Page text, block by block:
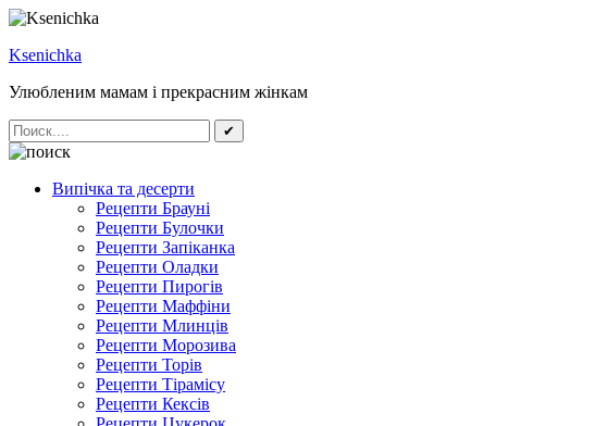
Ksenichka
Улюбленим мамам і прекрасним жінкам
✔
Випічка та десерти
Рецепти Брауні
Рецепти Булочки
Рецепти Запіканка
Рецепти Оладки
Рецепти Пирогів
Рецепти Маффіни
Рецепти Млинців
Рецепти Морозива
Рецепти Торів
Рецепти Тірамісу
Рецепти Кексів